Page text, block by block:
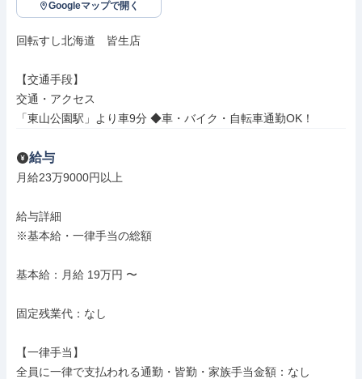
Googleマップで開く
回転すし北海道　皆生店
【交通手段】
交通・アクセス
「東山公園駅」より車9分 ◆車・バイク・自転車通勤OK！
給与
月給23万9000円以上
給与詳細
※基本給・一律手当の総額
基本給：月給 19万円 〜
固定残業代：なし
【一律手当】
全員に一律で支払われる通勤・皆勤・家族手当金額：なし